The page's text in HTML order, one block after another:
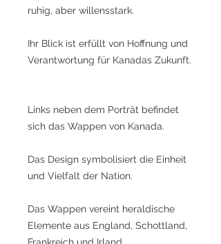
ruhig, aber willensstark.
Ihr Blick ist erfüllt von Hoffnung und
Verantwortung für Kanadas Zukunft.
Links neben dem Porträt befindet
sich das Wappen von Kanada.
Das Design symbolisiert die Einheit
und Vielfalt der Nation.
Das Wappen vereint heraldische
Elemente aus England, Schottland,
Frankreich und Irland.